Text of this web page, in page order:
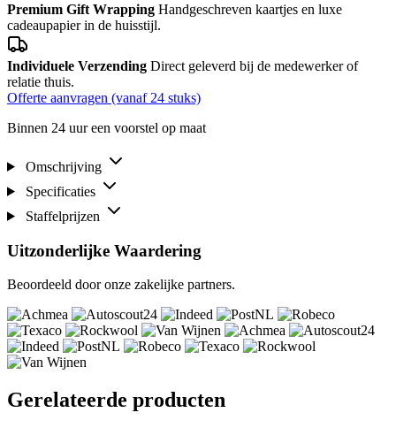
Premium Gift Wrapping Handgeschreven kaartjes en luxe
cadeaupapier in de huisstijl.
Individuele Verzending Direct geleverd bij de medewerker of
relatie thuis.
Offerte aanvragen (vanaf 24 stuks)
Binnen 24 uur een voorstel op maat
Omschrijving
Specificaties
Staffelprijzen
Uitzonderlijke Waardering
Beoordeeld door onze zakelijke partners.
Gerelateerde producten